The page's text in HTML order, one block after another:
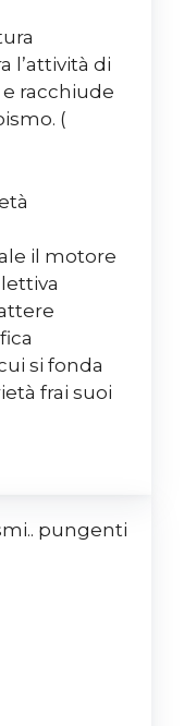
l’attività di
racchiude
(
il motore
si fonda
frai suoi